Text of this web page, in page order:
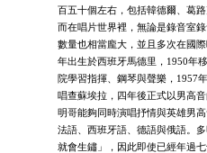
百五十個左右，包括韓德爾、葛
而在唱片世界裡，無論是錄音室
數量也相當龐大，並且多次在國
年出生於西班牙馬德里，1950年
院學習指揮、鋼琴與聲樂，1957
唱查蘇埃拉，四年後正式以男高
明哥能夠同時演唱抒情與英雄男
法語、西班牙語、德語與俄語。
就會生鏽」，因此即使已經年過